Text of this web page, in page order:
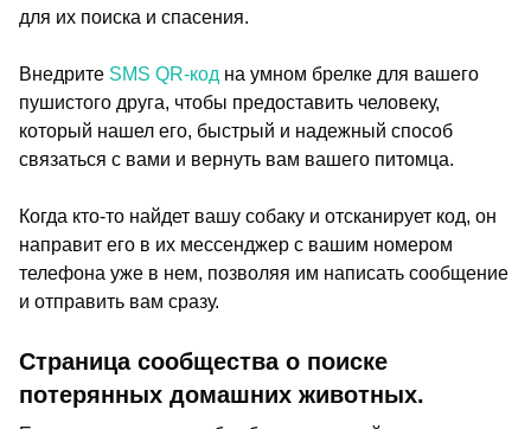
для их поиска и спасения.
Внедрите SMS QR-код на умном брелке для вашего
пушистого друга, чтобы предоставить человеку,
который нашел его, быстрый и надежный способ
связаться с вами и вернуть вам вашего питомца.
Когда кто-то найдет вашу собаку и отсканирует код, он
направит его в их мессенджер с вашим номером
телефона уже в нем, позволяя им написать сообщение
и отправить вам сразу.
Страница сообщества о поиске
потерянных домашних животных.